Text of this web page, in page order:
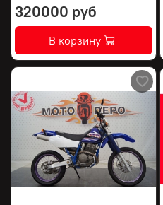
320000 руб
В корзину